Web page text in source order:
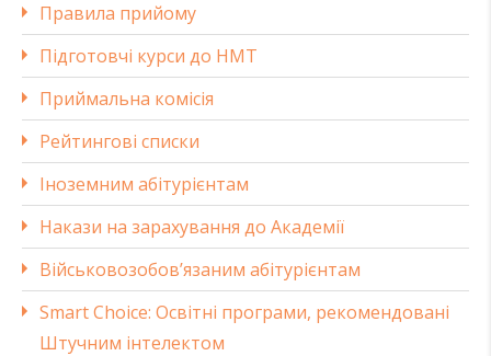
Правила прийому
Підготовчі курси до НМТ
Приймальна комісія
Рейтингові списки
Іноземним абітурієнтам
Накази на зарахування до Академії
Військовозобов’язаним абітурієнтам
Smart Choice: Освітні програми, рекомендовані
Штучним інтелектом